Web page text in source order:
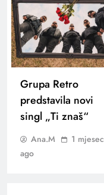
Grupa Retro
predstavila novi
singl „Ti znaš“
Ana.M
1 mjesec
ago